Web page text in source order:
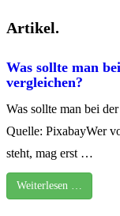
Artikel.
Was sollte man
vergleichen?
Was sollte man bei
Quelle: PixabayWer
steht, mag erst …
Weiterlesen …